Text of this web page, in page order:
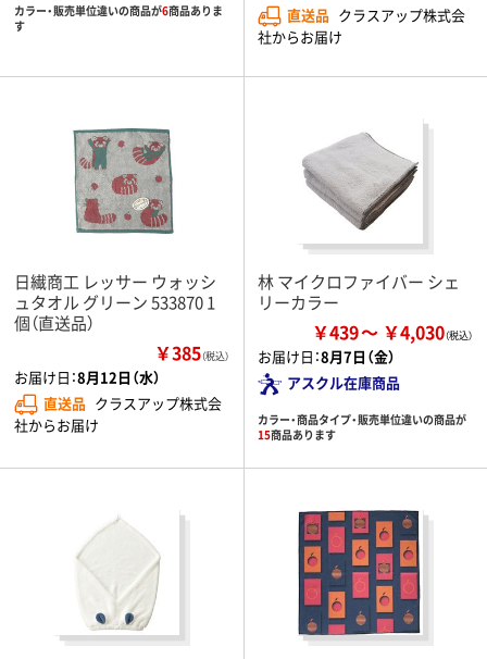
カラー・販売単位違いの商品が6商品ありま
す
直送品 クラスアップ株式会
社からお届け
日繊商工 レッサー ウォッシ
ュタオル グリーン 533870 1
個（直送品）
￥385（税込）
お届け日：8月12日（水）
直送品 クラスアップ株式会
社からお届け
林 マイクロファイバー シェ
リーカラー
￥439 ￥4,030
お届け日：8月7日（金）
アスクル在庫商品
カラー・商品タイプ・販売単位違いの商品が
15商品あります